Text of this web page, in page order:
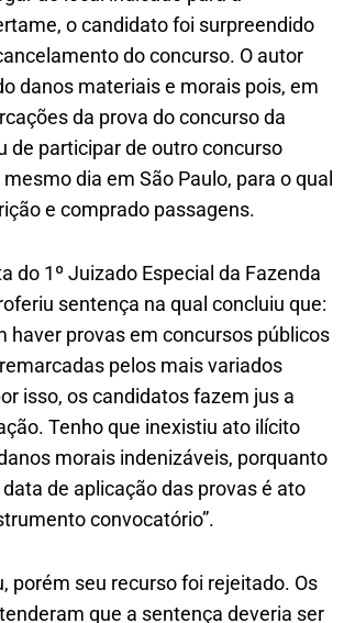
o candidato foi surpreendido
do concurso. O autor
danos materiais e morais pois, em
da prova do concurso da
de participar de outro concurso
dia em São Paulo, para o qual
e comprado passagens.
do 1º Juizado Especial da Fazenda
sentença na qual concluiu que:
haver provas em concursos públicos
pelos mais variados
isso, os candidatos fazem jus a
Tenho que inexistiu ato ilícito
morais indenizáveis, porquanto
de aplicação das provas é ato
convocatório”.
porém seu recurso foi rejeitado. Os
que a sentença deveria ser